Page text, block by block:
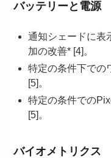
バッテリーと電源
通知シェードに表
加の改善* [4]。
特定の条件下での
[5]。
特定の条件での
[5]。
バイオメトリクス